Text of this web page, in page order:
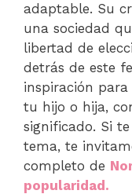
adaptable. Su
una sociedad
libertad de
detrás de este
inspiración
tu hijo o hija,
significado. Si
tema, te
completo de
popularidad.